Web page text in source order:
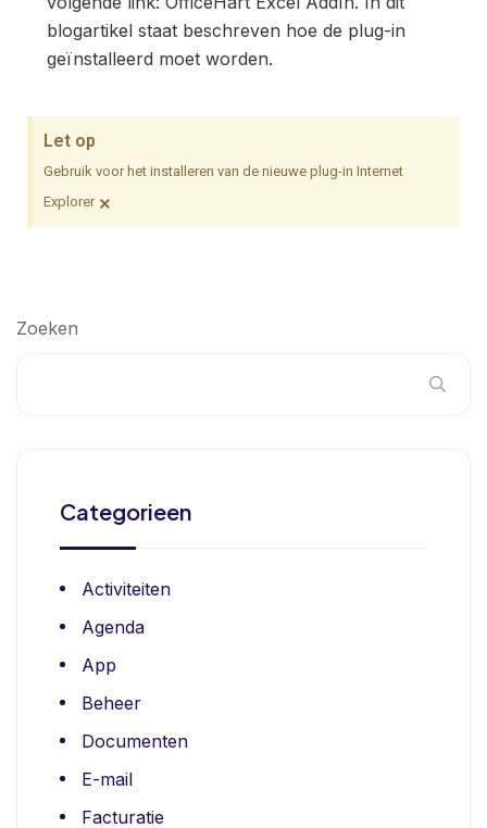
blogartikel staat beschreven hoe de plug-in
geïnstalleerd moet worden.
Let op
Gebruik voor het installeren van de nieuwe plug-in Internet
Explorer ×
Zoeken
Categorieen
Activiteiten
Agenda
App
Beheer
Documenten
E-mail
Facturatie